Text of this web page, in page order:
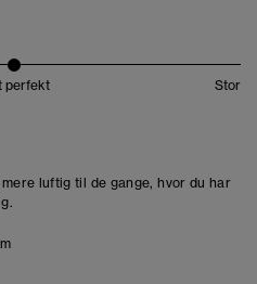
perfekt Stor
luftig til de gange, hvor du har